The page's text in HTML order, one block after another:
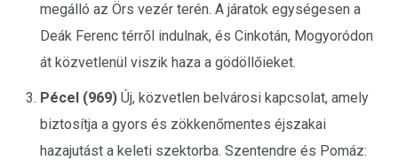
megálló az Örs vezér terén. A járatok egységesen a
Deák Ferenc térről indulnak, és Cinkotán, Mogyoródon
át közvetlenül viszik haza a gödöllőieket.
Pécel (969) Új, közvetlen belvárosi kapcsolat, amely
biztosítja a gyors és zökkenőmentes éjszakai
hazajutást a keleti szektorba. Szentendre és Pomáz: